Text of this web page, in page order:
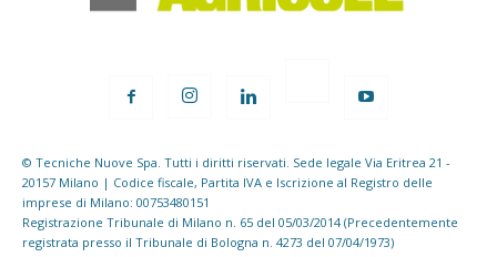
© Tecniche Nuove Spa. Tutti i diritti riservati. Sede legale Via Eritrea 21 -
20157 Milano | Codice fiscale, Partita IVA e Iscrizione al Registro delle
imprese di Milano: 00753480151
Registrazione Tribunale di Milano n. 65 del 05/03/2014 (Precedentemente
registrata presso il Tribunale di Bologna n. 4273 del 07/04/1973)